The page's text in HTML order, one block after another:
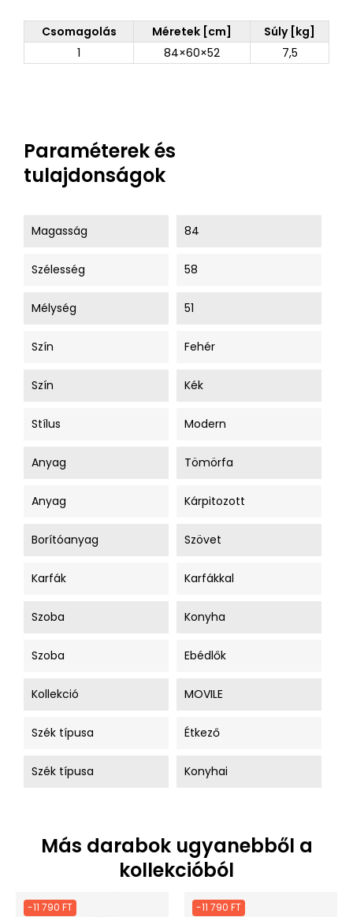
Csomagolás Méretek [cm]
Súly [kg]
1
84×60×52 7,5
Paraméterek és
tulajdonságok
Magasság 84
Szélesség 58
Mélység 51
Szín Fehér
Szín Kék
Stílus Modern
Anyag Tömörfa
Anyag Kárpitozott
Borítóanyag Szövet
Karfák Karfákkal
Szoba Konyha
Szoba Ebédlők
Kollekció MOVILE
Szék típusa Étkező
Szék típusa Konyhai
Más darabok ugyanebből a
kollekcióból
-11 790 FT -11 790 FT